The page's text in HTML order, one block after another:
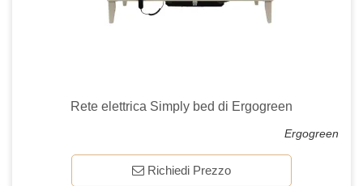
Rete elettrica Simply bed di Ergogreen
Ergogreen
Richiedi Prezzo